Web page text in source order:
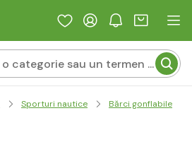
Sporturi nautice Bărci gonflabile